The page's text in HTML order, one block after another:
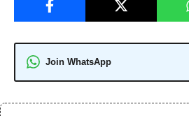
Join WhatsApp